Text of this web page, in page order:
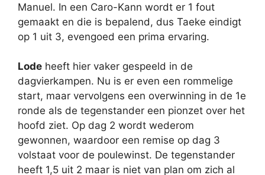
Manuel. In een Caro-Kann wordt er 1 fout
gemaakt en die is bepalend, dus Taeke eindigt
op 1 uit 3, evengoed een prima ervaring.
Lode heeft hier vaker gespeeld in de
dagvierkampen. Nu is er even een rommelige
start, maar vervolgens een overwinning in de 1e
ronde als de tegenstander een pionzet over het
hoofd ziet. Op dag 2 wordt wederom
gewonnen, waardoor een remise op dag 3
volstaat voor de poulewinst. De tegenstander
heeft 1,5 uit 2 maar is niet van plan om zich al